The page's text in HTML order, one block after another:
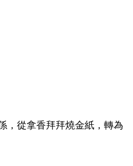
，從拿香拜拜燒金紙，轉為